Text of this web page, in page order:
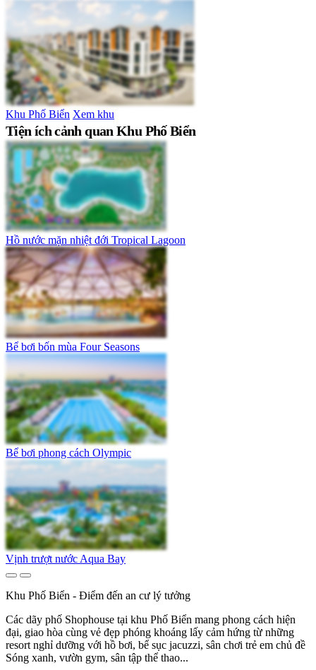
Khu Phố Biển Xem khu
Tiện ích cảnh quan Khu Phố Biển
Hồ nước mặn nhiệt đới Tropical Lagoon
Bể bơi bốn mùa Four Seasons
Bể bơi phong cách Olympic
Vịnh trượt nước Aqua Bay
Khu Phố Biển - Điểm đến an cư lý tưởng
Các dãy phố Shophouse tại khu Phố Biển mang phong cách hiện
đại, giao hòa cùng vẻ đẹp phóng khoáng lấy cảm hứng từ những
resort nghỉ dưỡng với hồ bơi, bể sục jacuzzi, sân chơi trẻ em chủ đề
Sóng xanh, vườn gym, sân tập thể thao...